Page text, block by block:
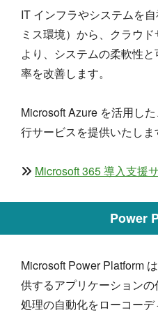
IT インフラやシステムを
ミス環境）から、クラウ
より、システムの柔軟性
率を改善します。
Microsoft Azure を活用し
行サービスを提供いたしま
Microsoft 365 導入支援
Power
Microsoft Power Platform
供するアプリケーションの
処理の自動化をローコー